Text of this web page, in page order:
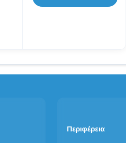
Περιφέρεια